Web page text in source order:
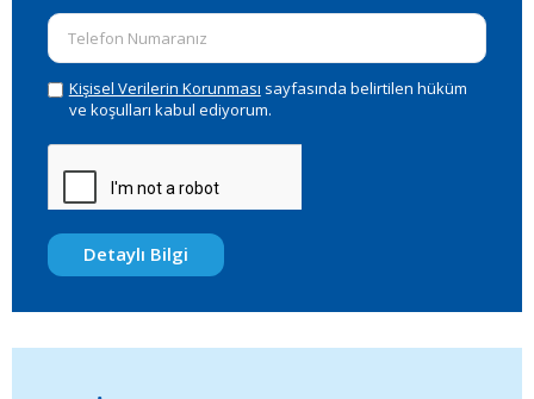
Kişisel Verilerin Korunması sayfasında belirtilen hüküm
ve koşulları kabul ediyorum.
Detaylı Bilgi